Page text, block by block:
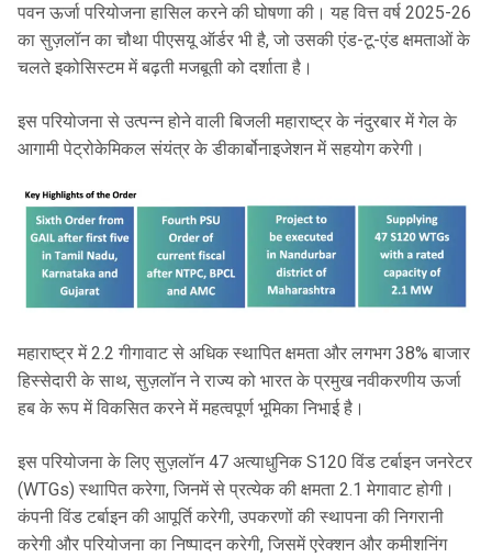
पवन ऊर्जा परियोजना हासिल करने की घोषणा की। यह वित्त वर्ष 2025-26
का सुज़लॉन का चौथा पीएसयू ऑर्डर भी है, जो उसकी एंड-टू-एंड क्षमताओं के
चलते इकोसिस्टम में बढ़ती मजबूती को दर्शाता है।
इस परियोजना से उत्पन्न होने वाली बिजली महाराष्ट्र के नंदुरबार में गेल के
आगामी पेट्रोकेमिकल संयंत्र के डीकार्बोनाइजेशन में सहयोग करेगी।
महाराष्ट्र में 2.2 गीगावाट से अधिक स्थापित क्षमता और लगभग 38% बाजार
हिस्सेदारी के साथ, सुज़लॉन ने राज्य को भारत के प्रमुख नवीकरणीय ऊर्जा
हब के रूप में विकसित करने में महत्वपूर्ण भूमिका निभाई है।
इस परियोजना के लिए सुज़लॉन 47 अत्याधुनिक S120 विंड टर्बाइन जनरेटर
(WTGs) स्थापित करेगा, जिनमें से प्रत्येक की क्षमता 2.1 मेगावाट होगी।
कंपनी विंड टर्बाइन की आपूर्ति करेगी, उपकरणों की स्थापना की निगरानी
करेगी और परियोजना का निष्पादन करेगी, जिसमें एरेक्शन और कमीशनिंग